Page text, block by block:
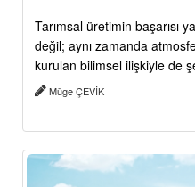
Tarımsal üretimin başarısı
değil; aynı zamanda
kurulan bilimsel ilişkiyle de
Müge ÇEVİK